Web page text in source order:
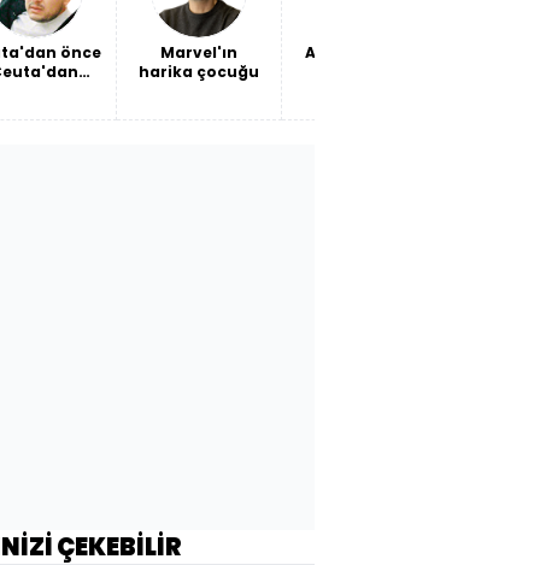
önce
Marvel'ın
harika çocuğu
Ağa Camii'nin
ÇEKEBİLİR